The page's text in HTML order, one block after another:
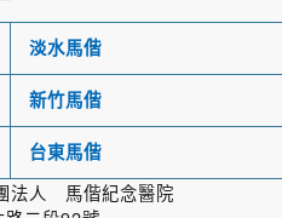
淡水馬偕
新竹馬偕
台東馬偕
法人 馬偕紀念醫院